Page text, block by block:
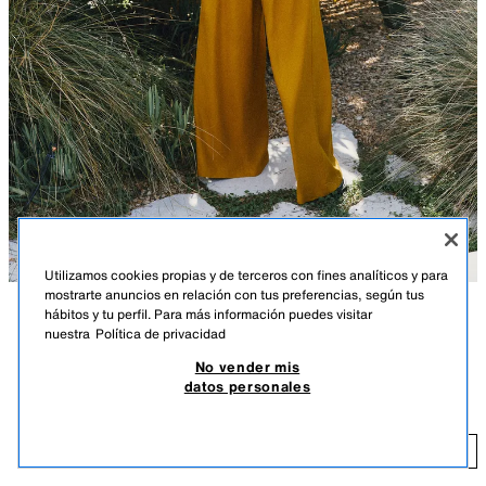
DESCRIPCIÓNCOLORCOMPOSICIÓN MEDIDAS
Pantalón de tiro alto confeccionado con lino. Pernera ancha con pinzas
delanteras. Bolsillos frontales. Cierre delantero con cremallera, botón
PANTALÓN ANCHO CON LINO
Utilizamos cookies propias y de terceros con fines analíticos y para
mostrarte anuncios en relación con tus preferencias, según tus
hábitos y tu perfil. Para más información puedes visitar
nuestra Política de privacidad
No vender mis
datos personales